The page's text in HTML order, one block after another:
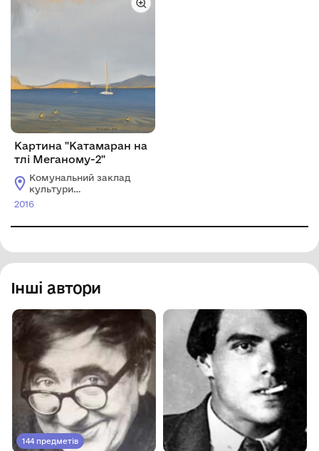
Картина "Катамаран на
тлі Меганому-2"
Комунальний заклад
культури
"Хмельницький
2016
Інші автори
144 предметів